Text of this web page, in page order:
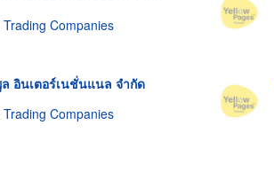
Trading Companies
อินเตอร์เนชั่นแนล จำกัด
Trading Companies